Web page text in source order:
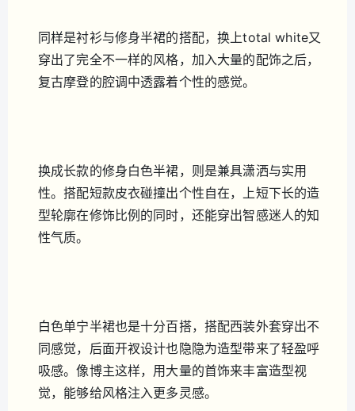
同样是衬衫与修身半裙的搭配，换上total white又
穿出了完全不一样的风格，加入大量的配饰之后，
复古摩登的腔调中透露着个性的感觉。
换成长款的修身白色半裙，则是兼具潇洒与实用
性。搭配短款皮衣碰撞出个性自在，上短下长的造
型轮廓在修饰比例的同时，还能穿出智感迷人的知
性气质。
白色单宁半裙也是十分百搭，搭配西装外套穿出不
同感觉，后面开衩设计也隐隐为造型带来了轻盈呼
吸感。像博主这样，用大量的首饰来丰富造型视
觉，能够给风格注入更多灵感。